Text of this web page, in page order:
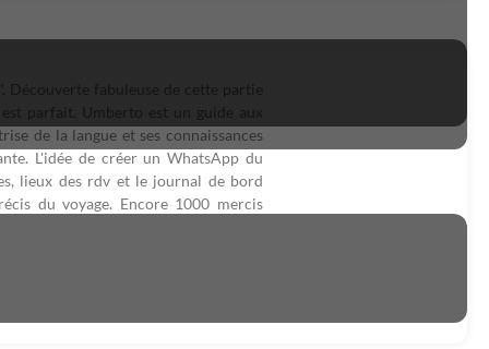
de la langue et ses connaissances
L'idée de créer un WhatsApp du
lieux des rdv et le journal de bord
du voyage. Encore 1000 mercis